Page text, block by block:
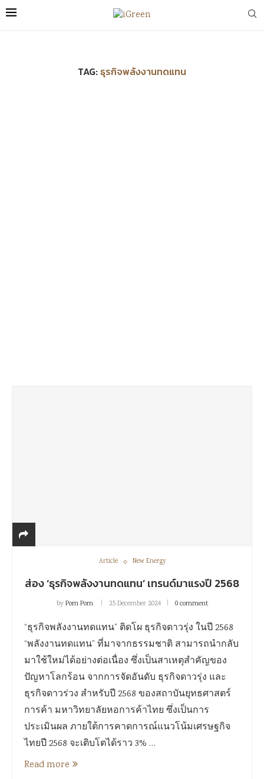
TAG: ธุรกิจพลังงานทดแทน
Article New Energy
ส่อง ‘ธุรกิจพลังงานทดแทน’ เทรนด์มาแรงปี 2568
byPom Pom 25 December 2024 0 comment
“ธุรกิจพลังงานทดแทน” ติดโผ ธุรกิจดาวรุ่ง ในปี 2568
“พลังงานทดแทน” ที่มาจากธรรมชาติ สามารถนำกลับ
มาใช้ใหม่ได้อย่างต่อเนื่อง ซึ่งเป็นสาเหตุสำคัญของ
ปัญหาโลกร้อน จากการจัดอันดับ ธุรกิจดาวรุ่ง และ
ธุรกิจดาวร่วง สำหรับปี 2568 ของสถาบันยุทธศาสตร์
การค้า มหาวิทยาลัยหอการค้าไทย ซึ่งเป็นการ
ประเมินผล ภายใต้การคาดการณ์แนวโน้มเศรษฐกิจ
ไทยปี 2568 จะเติบโตได้ราว 3% …
Read more